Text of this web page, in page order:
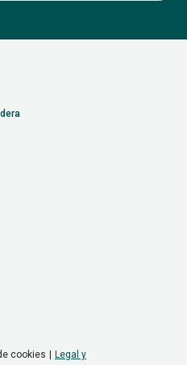
cookies
Legal y